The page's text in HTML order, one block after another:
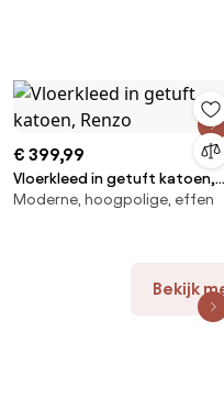
€ 399,99
Vloerkleed in getuft katoen,
Renzo
Moderne, hoogpolige, effen
Bekijk